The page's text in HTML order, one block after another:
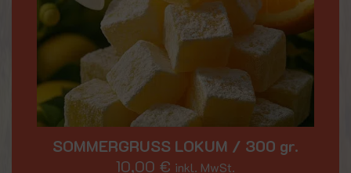
SOMMERGRUSS LOKUM / 300 gr.
10,00 € inkl. MwSt.